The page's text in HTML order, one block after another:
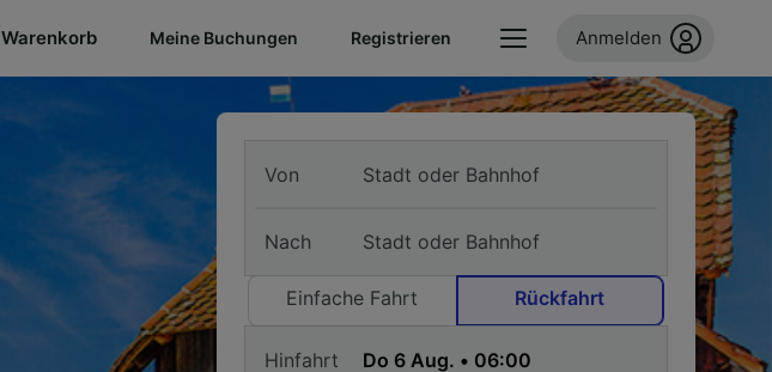
Warenkorb Meine Buchungen Registrieren Anmelden
Von
Nach
Einfache Fahrt Rückfahrt
Hinfahrt